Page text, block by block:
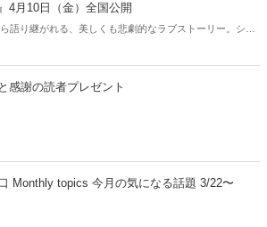
4月10日（金）全国公開
語り継がれる、美しくも悲劇的なラブストーリー。シネ
による珠玉の舞台を、映画館の大スクリーンで堪能できる
す。さらに、話題となった映画『国宝』でも注目を集め
感謝の読者プレゼント
Monthly topics 今月の気になる話題 3/22〜